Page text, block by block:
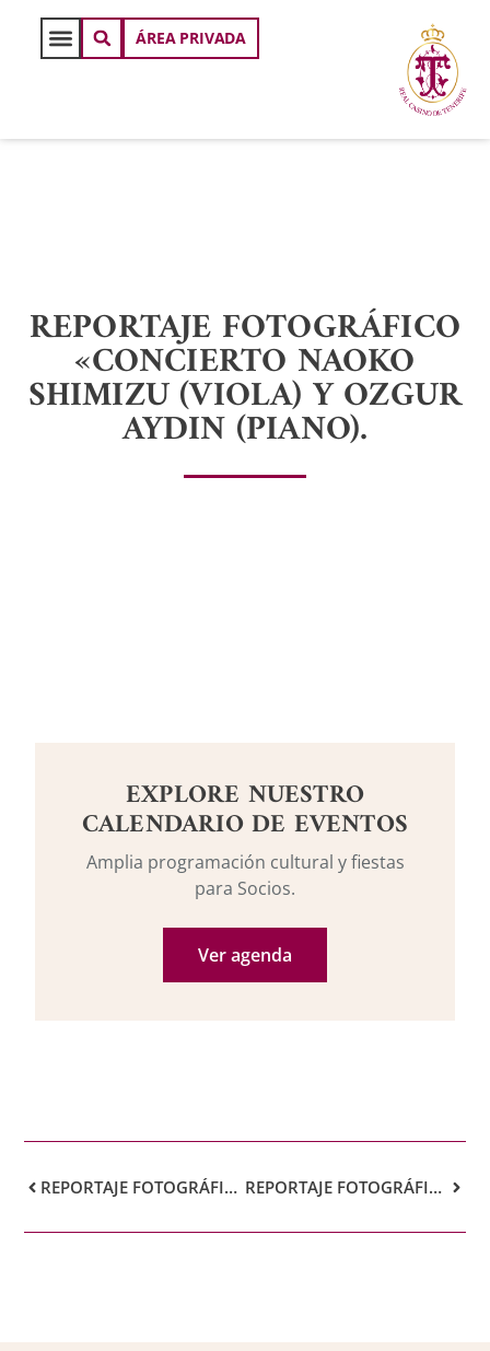
ÁREA PRIVADA
REPORTAJE FOTOGRÁFICO
«CONCIERTO NAOKO
SHIMIZU (VIOLA) Y OZGUR
AYDIN (PIANO).
EXPLORE NUESTRO
CALENDARIO DE EVENTOS
Amplia programación cultural y fiestas
para Socios.
Ver agenda
REPORTAJE FOTOGRÁFICO «MAURITANIA, EL VECINO DESCONOCIDO» REPORTAJE FOTOGRÁFICO «EXPOSICIÓN DE LA POLICÍA»